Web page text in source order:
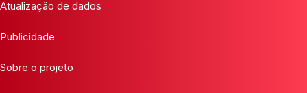
Atualização de dados
Publicidade
Sobre o projeto